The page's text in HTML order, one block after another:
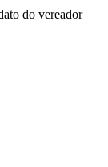
do vereador